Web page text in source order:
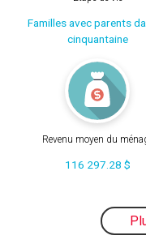
Familles avec parents
cinquantaine
Revenu moyen du
116 297.28 $